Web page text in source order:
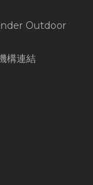
Outdoor
構連結